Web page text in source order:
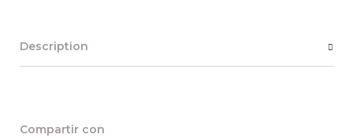
Description
Compartir con